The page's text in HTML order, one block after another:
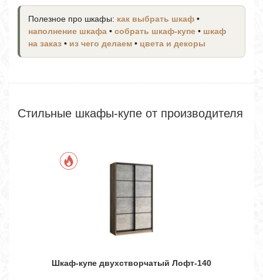
Полезное про шкафы: как выбрать шкаф •
наполнение шкафа • собрать шкаф-купе • шкаф
на заказ • из чего делаем • цвета и декоры
Стильные шкафы-купе от производителя
Шкаф-купе двухстворчатый Лофт-140